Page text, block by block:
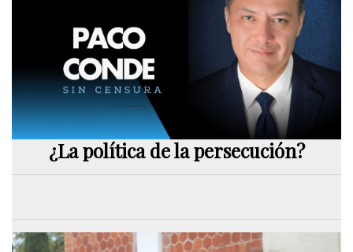
¿La política de la persecución?